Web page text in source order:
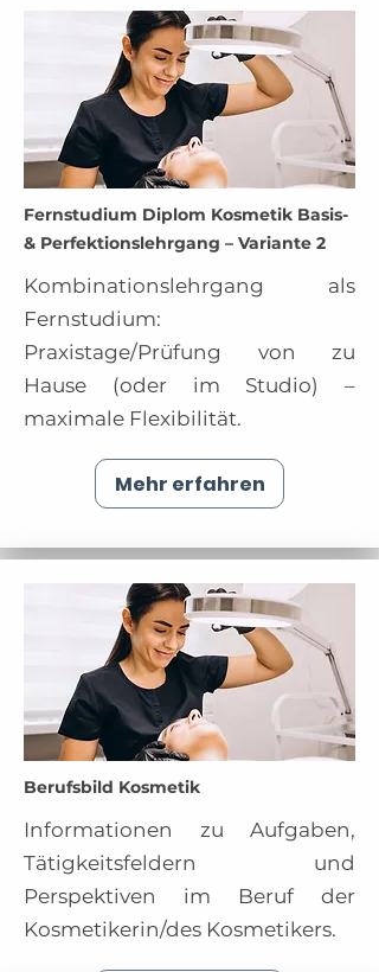
Fernstudium Diplom Kosmetik Basis-
& Perfektionslehrgang – Variante 2
Kombinationslehrgang als
Fernstudium:
Praxistage/Prüfung von zu
Hause (oder im Studio) –
maximale Flexibilität.
Mehr erfahren
Berufsbild Kosmetik
Informationen zu Aufgaben,
Tätigkeitsfeldern und
Perspektiven im Beruf der
Kosmetikerin/des Kosmetikers.